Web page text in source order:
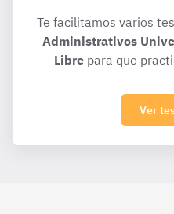
Te facilitamos varios
Administrativos
Librepara que
Ver